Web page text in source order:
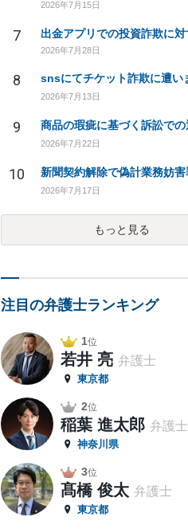
2026年7月15日
7
2026年7月28日
8
2026年7月13日
9
2026年7月22日
10
2026年7月17日
もっと見る
注目の弁護士ランキング
1位
若井 亮 弁護士
東京都
2位
稲葉 進太郎 弁護士
神奈川県
3位
髙橋 俊太 弁護士
東京都